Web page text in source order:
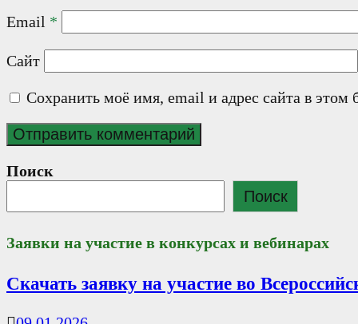
Email *
Сайт
Сохранить моё имя, email и адрес сайта в
Поиск
Поиск
Заявки на участие в конкурсах и вебинарах
Скачать заявку на участие во